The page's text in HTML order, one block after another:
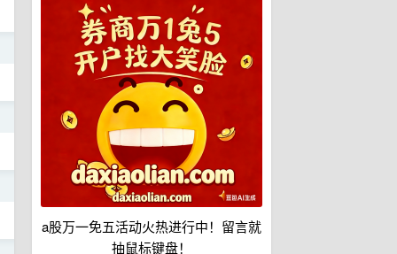
a股万一免五活动火热进行中！留言就
抽鼠标键盘！